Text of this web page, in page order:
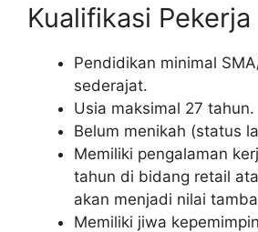
Kualifikasi Pekerja
Pendidikan minimal
sederajat.
Usia maksimal 27 tahun.
Belum menikah (status
Memiliki pengalaman
tahun di bidang retail
akan menjadi nilai
Memiliki jiwa